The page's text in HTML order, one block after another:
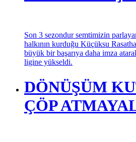
Son 3 sezondur semtimizin
büyük bir başarıya daha imza
ligine yükseldi.
DÖNÜŞÜM